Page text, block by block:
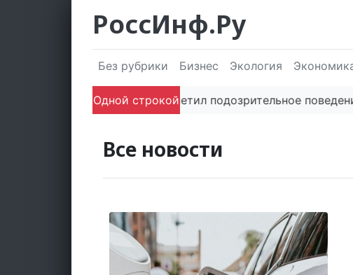
РоссИнф.Ру
Без рубрики Бизнес Экология
Одной строкой
Если заметил подозрительное поведение в
Все новости